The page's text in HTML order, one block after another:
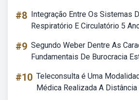
#8 Integração Entre Os Sistemas
Respiratório E Circulatório 5
#9 Segundo Weber Dentre As
Fundamentais De Burocracia
#10 Teleconsulta é Uma
Médica Realizada A Distância